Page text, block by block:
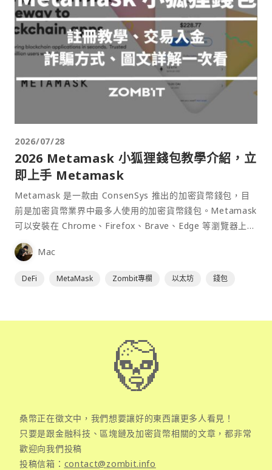
2026/07/28
2026 Metamask 小狐狸錢包教學介紹，立
即上手 Metamask
Metamask 是一款由 ConsenSys 推出的加密貨幣錢包，目
前是加密貨幣業界中最多人使用的加密貨幣錢包。Metamask
可以安裝在 Chrome、Firefox、Brave、Edge 等瀏覽器上作
為插件使用，具備許多功能且使用上非常方便。
Mac
DeFi MetaMask Zombit專欄 以太坊 錢包
桑幣正在徵文中，我們想要讓好的東西讓更多人看見！
只要是跟金融科技、區塊鏈及加密貨幣相關的文章，都非常
歡迎向我們投稿
投稿信箱： contact@zombit.info